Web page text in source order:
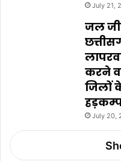
July 21,
जल
करने
जिलों
July 20,